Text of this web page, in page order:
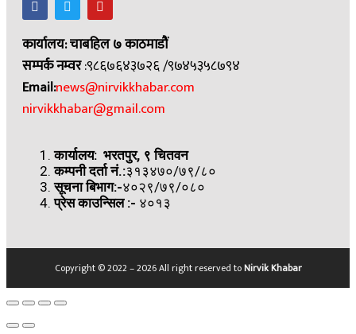
कार्यालय: चाबहिल ७ काठमाडौं
सम्पर्क नम्वर:९८६७६४३७२६ /९७४५३५८७९४
Email:news@nirvikkhabar.com
nirvikkhabar@gmail.com
कार्यालय: भरतपुर, ९ चितवन
कम्पनी दर्ता नं.:३१३४७०/७९/८०
सूचना बिभाग:-४०२९/७९/०८०
प्रेस काउन्सिल:- ४०१३
Copyright © 2022 – 2026 All right reserved toNirvik Khabar